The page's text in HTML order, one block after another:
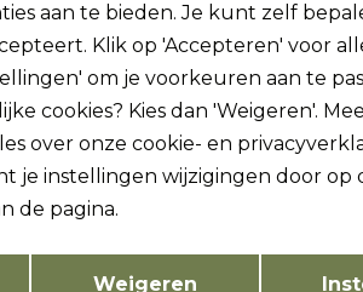
€5,-
Hoe we met je data
korting Gratis
FreewearOpslaan
aan te bieden. Je kunt zelf
Klik op 'Accepteren' voor
om je voorkeuren aan te
cookies? Kies dan 'Weigeren'.
over onze cookie- en
je instellingen wijzigingen door op
de pagina.
Weigeren